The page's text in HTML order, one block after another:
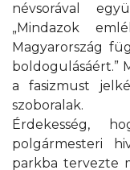
névsorával
„Mindazok
Magyarország
boldogulásáért.”
a fasizmust
szoboralak.
Érdekesség,
polgármesteri
parkba tervezte